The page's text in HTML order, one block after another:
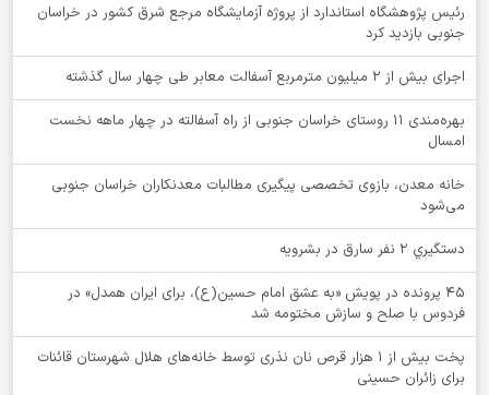
رئیس پژوهشگاه استاندارد از پروژه آزمایشگاه مرجع شرق کشور در خراسان
جنوبی بازدید کرد
اجرای بیش از ۲ میلیون مترمربع آسفالت معابر طی چهار سال گذشته
بهره‌مندی ۱۱ روستای خراسان جنوبی از راه آسفالته در چهار ماهه نخست
امسال
خانه معدن، بازوی تخصصی پیگیری مطالبات معدنکاران خراسان جنوبی
می‌شود
دستگيري 2 نفر سارق در بشرويه
۴۵ پرونده در پویش «به عشق امام حسین(ع)، برای ایران همدل» در
فردوس با صلح و سازش مختومه شد
پخت بیش از 1 هزار قرص نان نذری توسط خانه‌های هلال شهرستان قائنات
برای زائران حسینی